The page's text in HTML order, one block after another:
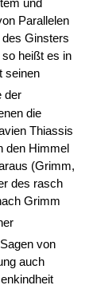
und
Parallelen
Ginsters
heißt es in
seinen
der
die
Thiassis
den Himmel
(Grimm,
des rasch
Grimm
von
auch